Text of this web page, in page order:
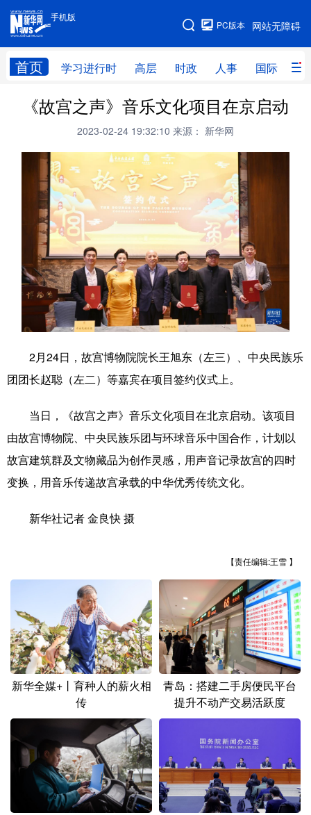
手机版
网站无障碍
PC版本
首页 学习进行时 高层 时政 人事 国际 财
手机版
网站地图
学习进行时 高层 时政 人事
财经 网评
台湾 思客智库 全球连线
科技 科创 量子
文化 书画 健康
访谈 视频 图片 政务
法律 中央文件 金融 汽车
食品 人居 信息化 数字经济
城市 旅游 能源 会展
公益 一带一路 亚太网 上市公司
文化产业
地方频道
江苏
福建 江西
山东 河南 湖北 湖南
广东 广西 海南 重庆
四川 贵州 云南 西藏
内蒙古 黑龙江
多语种频道
《故宫之声》音乐文化项目在京启动
2023-02-24 19:32:10 来源： 新华网
2月24日，故宫博物院院长王旭东（左三）、中央民族乐
团团长赵聪（左二）等嘉宾在项目签约仪式上。
当日，《故宫之声》音乐文化项目在北京启动。该项目
由故宫博物院、中央民族乐团与环球音乐中国合作，计划以
故宫建筑群及文物藏品为创作灵感，用声音记录故宫的四时
变换，用音乐传递故宫承载的中华优秀传统文化。
新华社记者 金良快 摄
【责任编辑:王雪 】
新华全媒+丨育种人的薪火相
传
青岛：搭建二手房便民平台
提升不动产交易活跃度